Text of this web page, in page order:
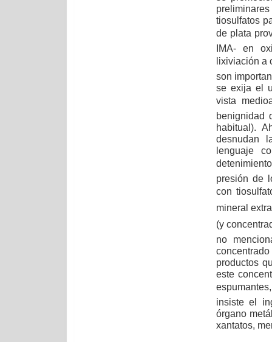
tiosulfatos
de plata
IMA- en
lixiviación a
son
se exija el
vista
benignidad
habitual).
desnudan
lenguaje
presión de
con
mineral
(y
no
productos
este
insiste el
órgano
xantatos,